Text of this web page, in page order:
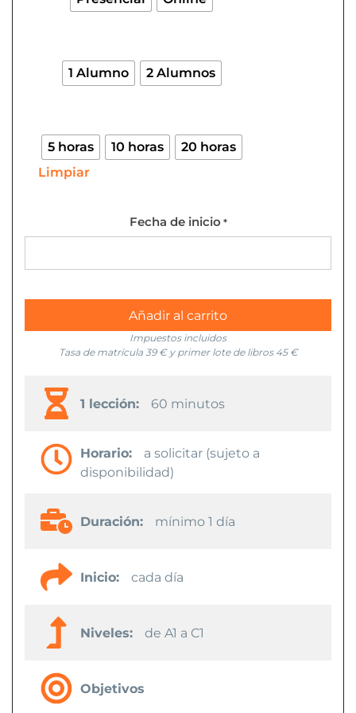
1 Alumno 2 Alumnos
5 horas 10 horas 20 horas
Limpiar
Fecha de inicio *
individual
Añadir al carrito
Impuestos incluidos
Tasa de matrícula 39 € y primer lote de libros 45 €
1 lección: 60 minutos
Horario:
a solicitar (sujeto a
disponibilidad)
Duración: mínimo 1 día
Inicio: cada día
Niveles: de A1 a C1
Objetivos